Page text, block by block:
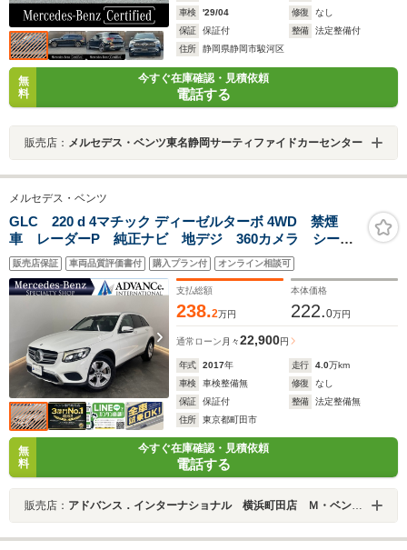
車検
'29/04 修復
なし
保証
保証付 整備
法定整備付
住所
静岡県静岡市駿河区
無
料
今すぐ在庫確認・見積依頼
電話する
販売店： メルセデス・ベンツ東名静岡サーティファイドカーセンター
メルセデス・ベンツ
GLC 220 d 4マチック ディーゼルターボ 4WD 禁煙
車 レーダーP 純正ナビ 地デジ 360カメラ シート
ヒーター パワーシート パドルシフト LED DSRC
Bluetooth ドラレコ PTS 電動リアゲート キーレス
GO 18AW
販売店保証 車両品質評価書付 購入プラン付 オンライン相談可
支払総額
238.2万円
本体価格
222.0万円
通常ローン 月々22,900円
年式 2017年 走行 4.0万km
車検
車検整備無 修復
なし
保証
保証付 整備
法定整備無
住所
東京都町田市
無
料
今すぐ在庫確認・見積依頼
電話する
販売店： アドバンス．インターナショナル 横浜町田店 Ｍ・ベンツ専門店